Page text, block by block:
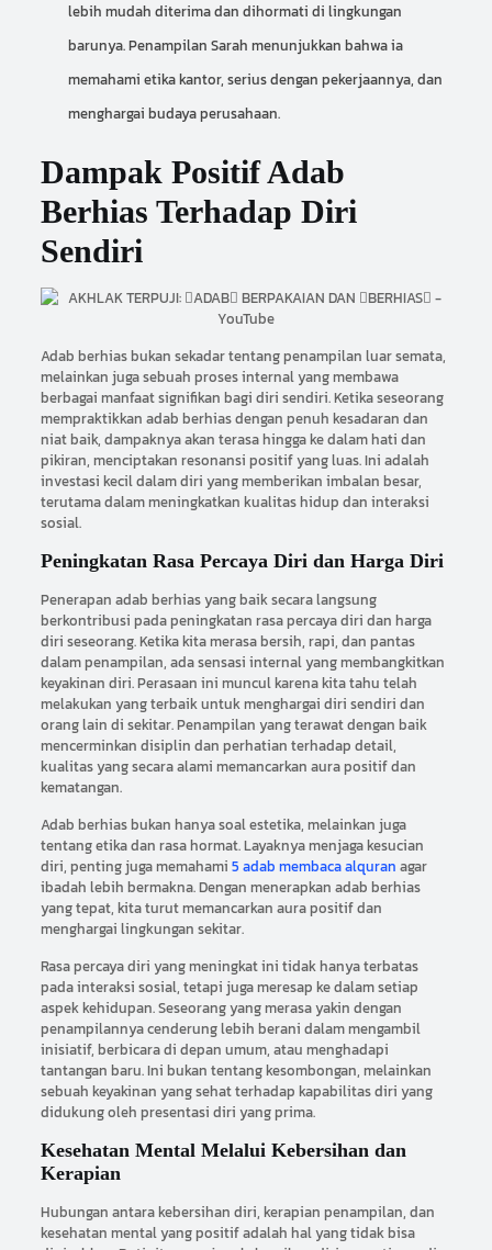
lebih mudah diterima dan dihormati di lingkungan
barunya. Penampilan Sarah menunjukkan bahwa ia
memahami etika kantor, serius dengan pekerjaannya, dan
menghargai budaya perusahaan.
Dampak Positif Adab
Berhias Terhadap Diri
Sendiri
Adab berhias bukan sekadar tentang penampilan luar semata,
melainkan juga sebuah proses internal yang membawa
berbagai manfaat signifikan bagi diri sendiri. Ketika seseorang
mempraktikkan adab berhias dengan penuh kesadaran dan
niat baik, dampaknya akan terasa hingga ke dalam hati dan
pikiran, menciptakan resonansi positif yang luas. Ini adalah
investasi kecil dalam diri yang memberikan imbalan besar,
terutama dalam meningkatkan kualitas hidup dan interaksi
sosial.
Peningkatan Rasa Percaya Diri dan Harga Diri
Penerapan adab berhias yang baik secara langsung
berkontribusi pada peningkatan rasa percaya diri dan harga
diri seseorang. Ketika kita merasa bersih, rapi, dan pantas
dalam penampilan, ada sensasi internal yang membangkitkan
keyakinan diri. Perasaan ini muncul karena kita tahu telah
melakukan yang terbaik untuk menghargai diri sendiri dan
orang lain di sekitar. Penampilan yang terawat dengan baik
mencerminkan disiplin dan perhatian terhadap detail,
kualitas yang secara alami memancarkan aura positif dan
kematangan.
Adab berhias bukan hanya soal estetika, melainkan juga
tentang etika dan rasa hormat. Layaknya menjaga kesucian
diri, penting juga memahami 5 adab membaca alquran agar
ibadah lebih bermakna. Dengan menerapkan adab berhias
yang tepat, kita turut memancarkan aura positif dan
menghargai lingkungan sekitar.
Rasa percaya diri yang meningkat ini tidak hanya terbatas
pada interaksi sosial, tetapi juga meresap ke dalam setiap
aspek kehidupan. Seseorang yang merasa yakin dengan
penampilannya cenderung lebih berani dalam mengambil
inisiatif, berbicara di depan umum, atau menghadapi
tantangan baru. Ini bukan tentang kesombongan, melainkan
sebuah keyakinan yang sehat terhadap kapabilitas diri yang
didukung oleh presentasi diri yang prima.
Kesehatan Mental Melalui Kebersihan dan
Kerapian
Hubungan antara kebersihan diri, kerapian penampilan, dan
kesehatan mental yang positif adalah hal yang tidak bisa